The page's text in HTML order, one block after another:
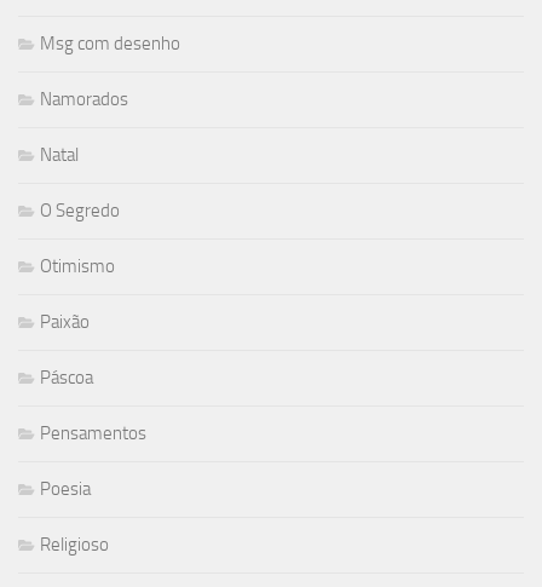
Msg com desenho
Namorados
Natal
O Segredo
Otimismo
Paixão
Páscoa
Pensamentos
Poesia
Religioso